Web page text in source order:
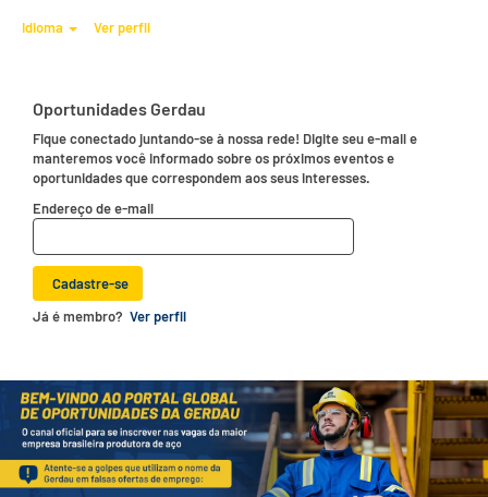
Idioma Ver perfil
Oportunidades Gerdau
Fique conectado juntando-se à nossa rede! Digite seu e-mail e
manteremos você informado sobre os próximos eventos e
oportunidades que correspondem aos seus interesses.
Endereço de e-mail
Já é membro? Ver perfil